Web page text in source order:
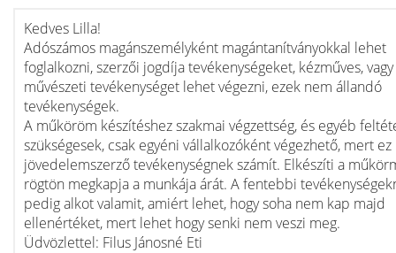
Kedves Lilla!
Adószámos magánszemélyként magántanítványokkal lehet
foglalkozni, szerzői jogdíja tevékenységeket, kézműves, vagy
művészeti tevékenységet lehet végezni, ezek nem állandó
tevékenységek.
A műköröm készítéshez szakmai végzettség, és egyéb
szükségesek, csak egyéni vállalkozóként végezhető, mert ez
jövedelemszerző tevékenységnek számít. Elkészíti a
rögtön megkapja a munkája árát. A fentebbi
pedig alkot valamit, amiért lehet, hogy soha nem kap majd
ellenértéket, mert lehet hogy senki nem veszi meg.
Üdvözlettel: Filus Jánosné Eti